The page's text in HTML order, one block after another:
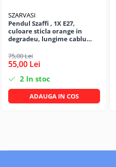
SZARVASI
Pendul Szaffi , 1X E27,
culoare sticla orange in
degradeu, lungime cablu
75,00 Lei
55,00 Lei
2 In stoc
ADAUGA IN COS